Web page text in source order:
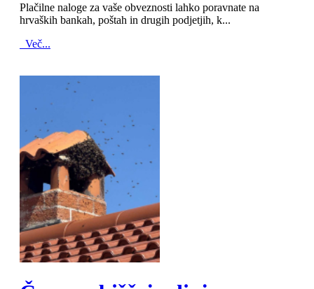
Plačilne naloge za vaše obveznosti lahko poravnate na
hrvaških bankah, poštah in drugih podjetjih, k...
Več...